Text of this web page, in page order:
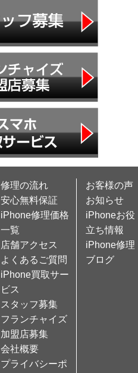
修理の流れ
安心無料保証
iPhone修理価格
一覧
店舗アクセス
よくあるご質問
iPhone買取サー
ビス
スタッフ募集
フランチャイズ
加盟店募集
会社概要
プライバシーポ
お客様の声
お知らせ
iPhoneお役
立ち情報
iPhone修理
ブログ